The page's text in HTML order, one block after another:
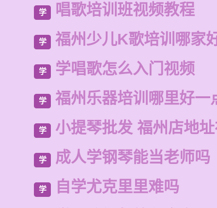
学 唱歌培训班视频教程
学 福州少儿K歌培训哪家
学 学唱歌怎么入门视频
学 福州乐器培训哪里好一
学 小提琴批发 福州店地
学 成人学钢琴能当老师吗
学
自学尤克里里难吗